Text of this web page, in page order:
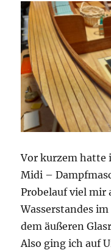
Vor kurzem hatte
Midi –
Probelauf viel mir
Wasserstandes
dem äußeren
Also ging ich auf